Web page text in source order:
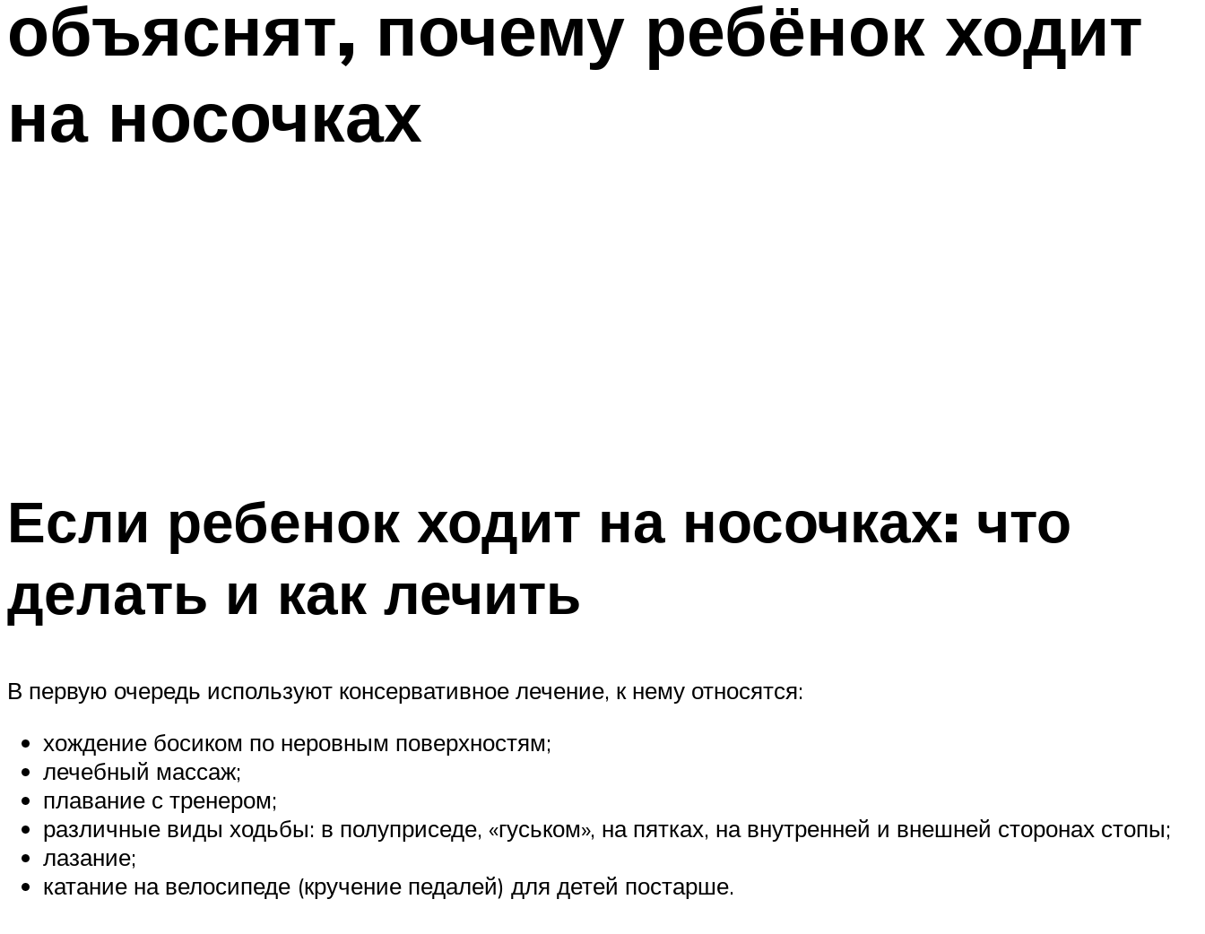
объяснят, почему ребёнок ходит
на носочках
Если ребенок ходит на носочках: что
делать и как лечить
В первую очередь используют консервативное лечение, к нему относятся:
хождение босиком по неровным поверхностям;
лечебный массаж;
плавание с тренером;
различные виды ходьбы: в полуприседе, «гуськом», на пятках, на внутренней и внешней сторонах стопы;
лазание;
катание на велосипеде (кручение педалей) для детей постарше.